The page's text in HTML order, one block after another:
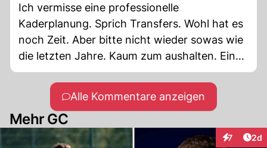
Ich vermisse eine professionelle
Kaderplanung. Sprich Transfers. Wohl hat es
noch Zeit. Aber bitte nicht wieder sowas wie
die letzten Jahre. Kaum zum aushalten. Ein
Urfan von guten Hardturmzeiten.
Alle Kommentare anzeigen
Mehr GC
7 2d